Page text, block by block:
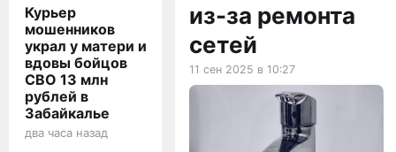
Курьер
мошенников
украл у матери и
вдовы бойцов
СВО 13 млн
рублей в
Забайкалье
два часа назад
из-за ремонта
сетей
11 сен 2025 в 10:27